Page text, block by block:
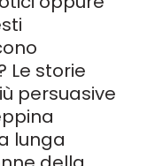
Le storie
persuasive
lunga